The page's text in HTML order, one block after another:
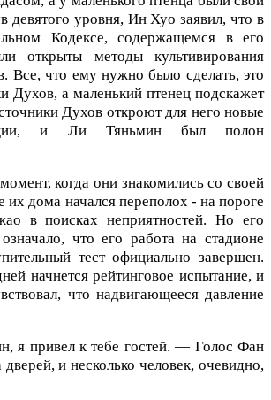
девятого уровня, Ин Хуо заявил, что в
Кодексе, содержащемся в его
открыты методы культивирования
Все, что ему нужно было сделать, это
Духов, а маленький птенец подскажет
Духов откроют для него новые
и Ли Тяньмин был полон
когда они знакомились со своей
их дома начался переполох - на пороге
в поисках неприятностей. Но его
что его работа на стадионе
тест официально завершен.
начнется рейтинговое испытание, и
что надвигающееся давление
я привел к тебе гостей. — Голос Фан
и несколько человек, очевидно,